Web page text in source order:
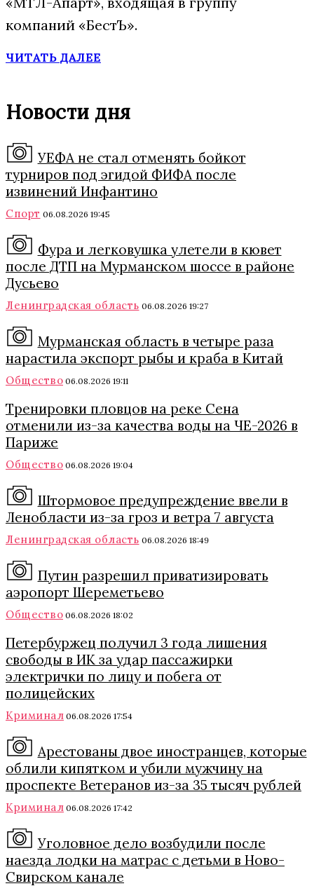
компаний «БестЪ».
ЧИТАТЬ ДАЛЕЕ
Новости дня
УЕФА не стал отменять бойкот
турниров под эгидой ФИФА после
извинений Инфантино
Спорт 06.08.2026 19:45
Фура и легковушка улетели в кювет
после ДТП на Мурманском шоссе в районе
Дусьево
Ленинградская область 06.08.2026 19:27
Мурманская область в четыре раза
нарастила экспорт рыбы и краба в Китай
Общество 06.08.2026 19:11
Тренировки пловцов на реке Сена
отменили из-за качества воды на ЧЕ-2026 в
Париже
Общество 06.08.2026 19:04
Штормовое предупреждение ввели в
Ленобласти из-за гроз и ветра 7 августа
Ленинградская область 06.08.2026 18:49
Путин разрешил приватизировать
аэропорт Шереметьево
Общество 06.08.2026 18:02
Петербуржец получил 3 года лишения
свободы в ИК за удар пассажирки
электрички по лицу и побега от
полицейских
Криминал 06.08.2026 17:54
Арестованы двое иностранцев, которые
облили кипятком и убили мужчину на
проспекте Ветеранов из-за 35 тысяч рублей
Криминал 06.08.2026 17:42
Уголовное дело возбудили после
наезда лодки на матрас с детьми в Ново-
Свирском канале